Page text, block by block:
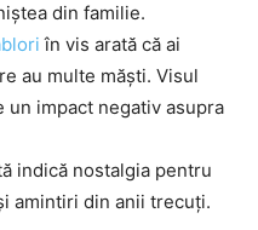
din familie.
în vis arată că ai
au multe măști. Visul
un impact negativ asupra
indică nostalgia pentru
amintiri din anii trecuți.